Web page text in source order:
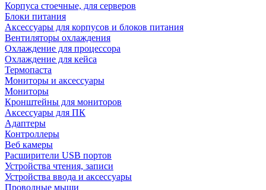
Корпуса стоечные, для серверов
Блоки питания
Аксессуары для корпусов и блоков питания
Вентиляторы охлаждения
Охлаждение для процессора
Охлаждение для кейса
Термопаста
Мониторы и аксессуары
Мониторы
Кронштейны для мониторов
Аксессуары для ПК
Адаптеры
Контроллеры
Веб камеры
Расширители USB портов
Устройства чтения, записи
Устройства ввода и аксессуары
Проводные мыши